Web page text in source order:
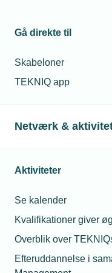
Gå direkte til
Skabeloner
TEKNIQ app
Netværk &
Aktiviteter
Se kalender
Kvalifikationer giver
Overblik over
Efteruddannelse i
06. feb.
En stærk